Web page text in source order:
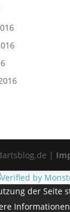
|
der Seite
Informationen